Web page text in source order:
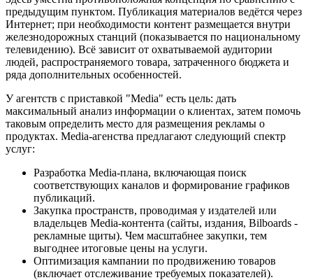
предыдущим пунктом. Публикация материалов ведётся через
Интернет; при необходимости контент размещается внутри
железнодорожных станций (показывается по национальному
телевидению). Всё зависит от охватываемой аудитории
людей, распространяемого товара, затраченного бюджета и
ряда дополнительных особенностей.
У агентств с приставкой "Media" есть цель: дать
максимальный анализ информации о клиентах, затем помочь
таковым определить место для размещения рекламы о
продуктах. Media-агенства предлагают следующий спектр
услуг:
Разработка Media-плана, включающая поиск
соответствующих каналов и формирование графиков
публикаций.
Закупка пространств, проводимая у издателей или
владельцев Media-контента (сайты, издания, Bilboards -
рекламные щиты). Чем масштабнее закупки, тем
выгоднее итоговые цены на услуги.
Оптимизация кампании по продвижению товаров
(включает отслеживание требуемых показателей).